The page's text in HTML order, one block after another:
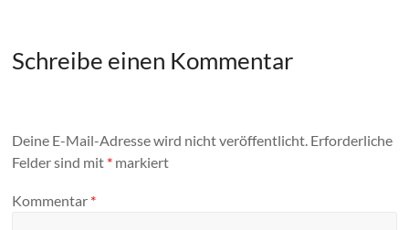
Schreibe einen Kommentar
Deine E-Mail-Adresse wird nicht veröffentlicht. Erforderliche
Felder sind mit * markiert
Kommentar *